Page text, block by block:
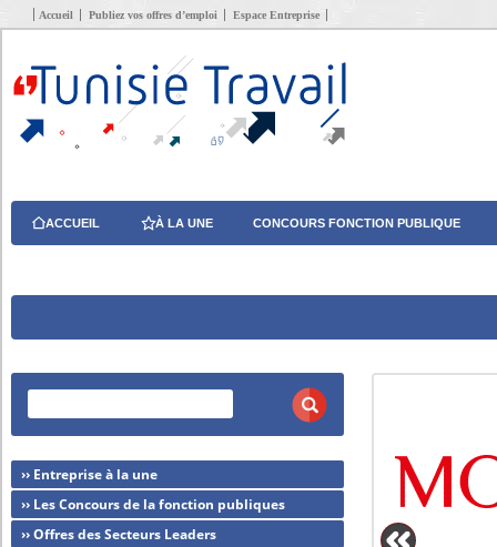
Accueil Publiez vos offres d’emploi Espace Entreprise
ACCUEIL À LA UNE CONCOURS FONCTION PUBLIQUE
›› Entreprise à la une
›› Les Concours de la fonction publiques
›› Offres des Secteurs Leaders